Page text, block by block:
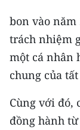
中文
FRANÇAIS
ESPAÑOL
bon vào năm
trách nhiệm
một cá nhân
chung của
Cùng với đó,
đồng hành